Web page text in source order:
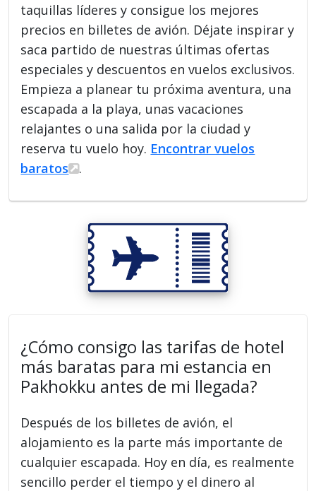
taquillas líderes y consigue los mejores
precios en billetes de avión. Déjate inspirar y
saca partido de nuestras últimas ofertas
especiales y descuentos en vuelos exclusivos.
Empieza a planear tu próxima aventura, una
escapada a la playa, unas vacaciones
relajantes o una salida por la ciudad y
reserva tu vuelo hoy. Encontrar vuelos
baratos
.
¿Cómo consigo las tarifas de hotel
más baratas para mi estancia en
Pakhokku antes de mi llegada?
Después de los billetes de avión, el
alojamiento es la parte más importante de
cualquier escapada. Hoy en día, es realmente
sencillo perder el tiempo y el dinero al